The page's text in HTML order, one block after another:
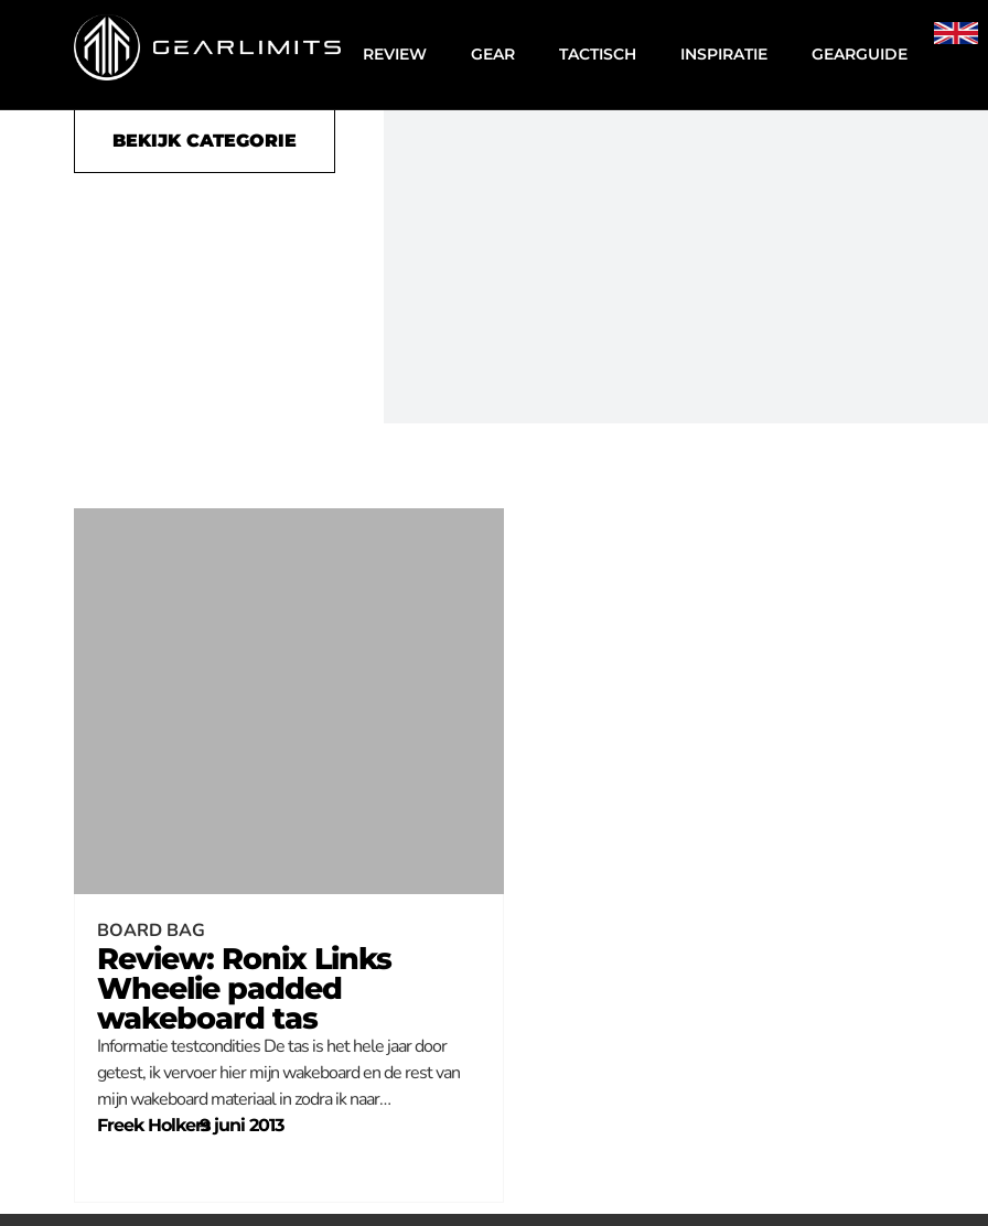
REVIEW GEAR TACTISCH INSPIRATIE GEARGUIDE
Board bag
BEKIJK CATEGORIE
BOARD BAG
Review: Ronix Links
Wheelie padded
wakeboard tas
Informatie testcondities De tas is het hele jaar door
getest, ik vervoer hier mijn wakeboard en de rest van
mijn wakeboard materiaal in zodra ik naar…
Freek Holkers
–
9 juni 2013